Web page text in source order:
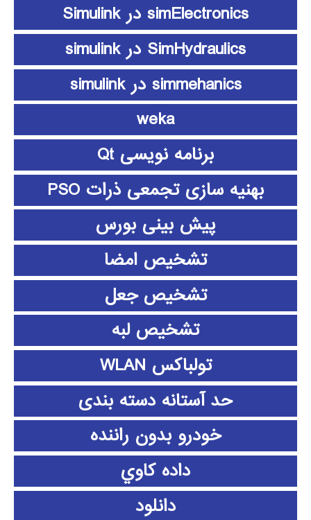
simElectronics در Simulink
SimHydraulics در simulink
simmehanics در simulink
weka
برنامه نویسی Qt
بهنیه سازی تجمعی ذرات PSO
پیش بینی بورس
تشخیص امضا
تشخیص جعل
تشخیص لبه
تولباکس WLAN
حد آستانه دسته بندی
خودرو بدون راننده
داده كاوي
دانلود